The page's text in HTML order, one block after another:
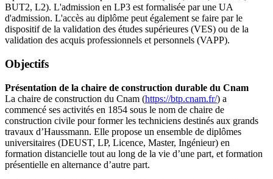
BUT2, L2). L'admission en LP3 est formalisée par une UA
d'admission. L'accès au diplôme peut également se faire par le
dispositif de la validation des études supérieures (VES) ou de la
validation des acquis professionnels et personnels (VAPP).
Objectifs
Présentation de la chaire de construction durable du Cnam
La chaire de construction du Cnam (https://btp.cnam.fr/) a
commencé ses activités en 1854 sous le nom de chaire de
construction civile pour former les techniciens destinés aux grands
travaux d’Haussmann. Elle propose un ensemble de diplômes
universitaires (DEUST, LP, Licence, Master, Ingénieur) en
formation distancielle tout au long de la vie d’une part, et formation
présentielle en alternance d’autre part.